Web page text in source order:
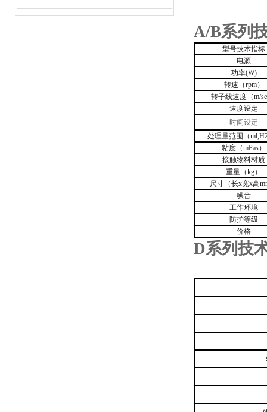
A/B系列
型号技术指标
电源
功率(W)
转速（rpm）
转子线速度（m/
速度设定
时间设定
处理量范围（
粘度（mPas）
接触物料材质
重量（kg）
尺寸（长x宽x高
噪音
工作环境
防护等级
价格
D系列技